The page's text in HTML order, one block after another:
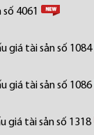
4061
giá tài sản số 1084
giá tài sản số 1086
giá tài sản số 1318